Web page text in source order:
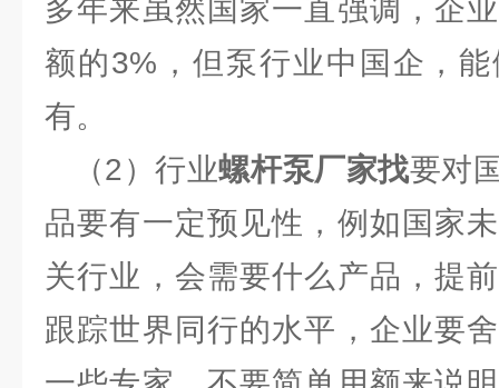
多年来虽然国家一直强调，企
额的3%，但泵行业中国企，
有。
（2）行业螺杆泵厂家找要对
品要有一定预见性，例如国家
关行业，会需要什么产品，提
跟踪世界同行的水平，企业要